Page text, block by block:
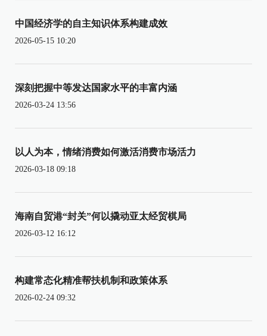
中国经济学的自主知识体系构建成效
2026-05-15 10:20
深刻把握中等发达国家水平的丰富内涵
2026-03-24 13:56
以人为本，情绪消费如何激活消费市场活力
2026-03-18 09:18
海南自贸港“封关”何以撬动亚太经贸棋局
2026-03-12 16:12
构建常态化精准帮扶机制和政策体系
2026-02-24 09:32